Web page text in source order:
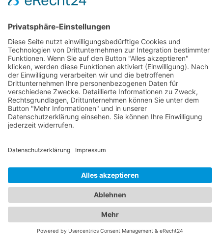
Serviceleistungen und Verfügbarkeiten, um das
Aufenthalt zu finden. Von luxuriösen 5-Sterne-
Hotels bis hin zu gemütlichen Bed & Breakfasts -
bei uns werden Sie fündig. Gleichzeitig bieten wir
Ihnen umfassende Informationen zu zuverlässigen
Abschleppdiensten in Ihrer Umgebung. Wenn Sie
eine Fahrzeugpanne haben oder abgeschleppt
werden müssen, können Sie auf unsere Datenbank
vertrauen, die Ihnen eine Liste qualifizierter
Abschleppdienste präsentiert. Informieren Sie sich
Kundenbewertungen, um im Notfall schnell
Branchenportal vereint die besten Informationen
zu Hotels und Abschleppdiensten. Ob Sie nach
einer komfortablen Unterkunft suchen oder bei
einer Fahrzeugpanne Unterstützung benötigen -
wir stehen Ihnen zur Seite.